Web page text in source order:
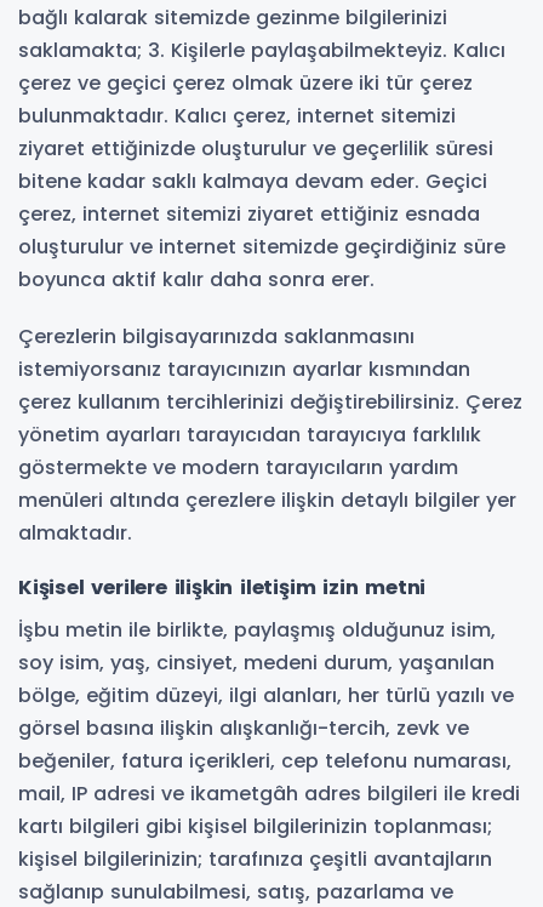
bağlı kalarak sitemizde gezinme bilgilerinizi
saklamakta; 3. Kişilerle paylaşabilmekteyiz. Kalıcı
çerez ve geçici çerez olmak üzere iki tür çerez
bulunmaktadır. Kalıcı çerez, internet sitemizi
ziyaret ettiğinizde oluşturulur ve geçerlilik süresi
bitene kadar saklı kalmaya devam eder. Geçici
çerez, internet sitemizi ziyaret ettiğiniz esnada
oluşturulur ve internet sitemizde geçirdiğiniz süre
boyunca aktif kalır daha sonra erer.
Çerezlerin bilgisayarınızda saklanmasını
istemiyorsanız tarayıcınızın ayarlar kısmından
çerez kullanım tercihlerinizi değiştirebilirsiniz. Çerez
yönetim ayarları tarayıcıdan tarayıcıya farklılık
göstermekte ve modern tarayıcıların yardım
menüleri altında çerezlere ilişkin detaylı bilgiler yer
almaktadır.
Kişisel verilere ilişkin iletişim izin metni
İşbu metin ile birlikte, paylaşmış olduğunuz isim,
soy isim, yaş, cinsiyet, medeni durum, yaşanılan
bölge, eğitim düzeyi, ilgi alanları, her türlü yazılı ve
görsel basına ilişkin alışkanlığı-tercih, zevk ve
beğeniler, fatura içerikleri, cep telefonu numarası,
mail, IP adresi ve ikametgâh adres bilgileri ile kredi
kartı bilgileri gibi kişisel bilgilerinizin toplanması;
kişisel bilgilerinizin; tarafınıza çeşitli avantajların
sağlanıp sunulabilmesi, satış, pazarlama ve